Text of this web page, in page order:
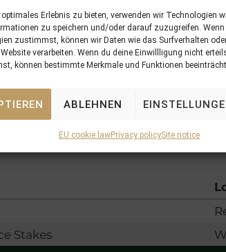
Erlebnis zu bieten, verwenden wir Technologien
zu speichern und/oder darauf zuzugreifen. Wenn
zustimmst, können wir Daten wie das Surfverhalten
verarbeiten. Wenn du deine Einwillligung nicht
können bestimmte Merkmale und Funktionen
ABLEHNEN
EU cookie lawPrivacy policySite notice
Stakes